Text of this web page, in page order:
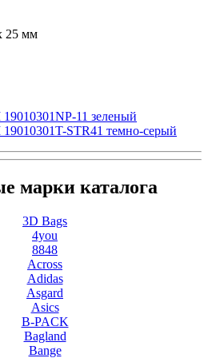
25 мм
11 зеленый
STR41 темно-серый
марки каталога
3D Bags
4you
8848
Across
Adidas
Asgard
Asics
B-PACK
Bagland
Bange